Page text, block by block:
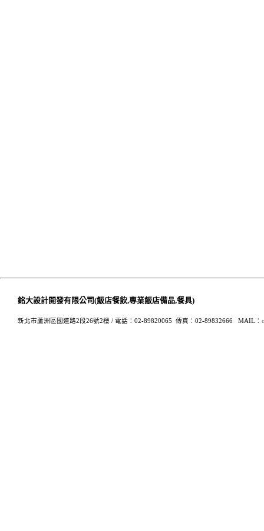
銘大設計開發有限公司(飯店餐飲,專業飯店備品,餐具)
新北市蘆洲區國道路2段26號2樓 / 電話：02-89820065 傳真：02-89832666 MAIL：